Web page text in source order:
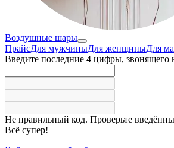
Воздушные шары
ПрайсДля мужчиныДля женщиныДля
Введите последние 4 цифры, звонящего
Не правильный код. Проверьте
Всё супер!